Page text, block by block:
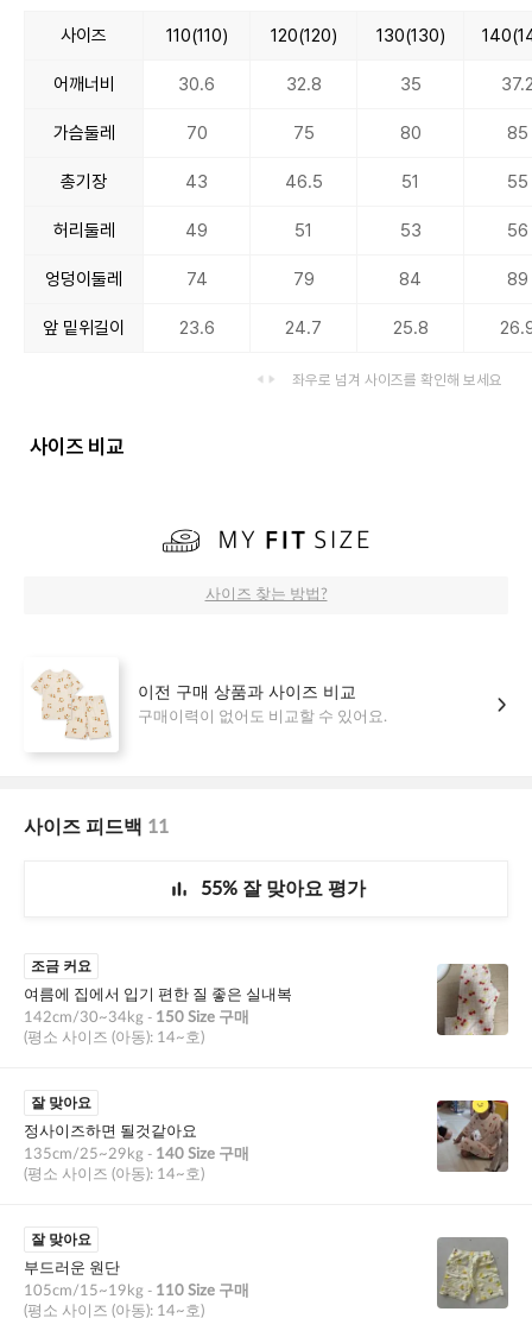
사이즈 110(110) 120(120) 130(130)
어깨너비 30.6 32.8 35
가슴둘레 70 75 80 85
총기장 43 46.5 51 55
허리둘레 49 51 53 56
엉덩이둘레 74 79 84 89
앞 밑위길이 23.6 24.7 25.8
좌우로 넘겨 사이즈를 확인해 보세요
사이즈 비교